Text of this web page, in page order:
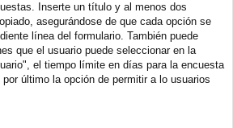
Inserte un título y al menos dos
asegurándose de que cada opción se
línea del formulario. También puede
que el usuario puede seleccionar en la
el tiempo límite en días para la encuesta
último la opción de permitir a lo usuarios